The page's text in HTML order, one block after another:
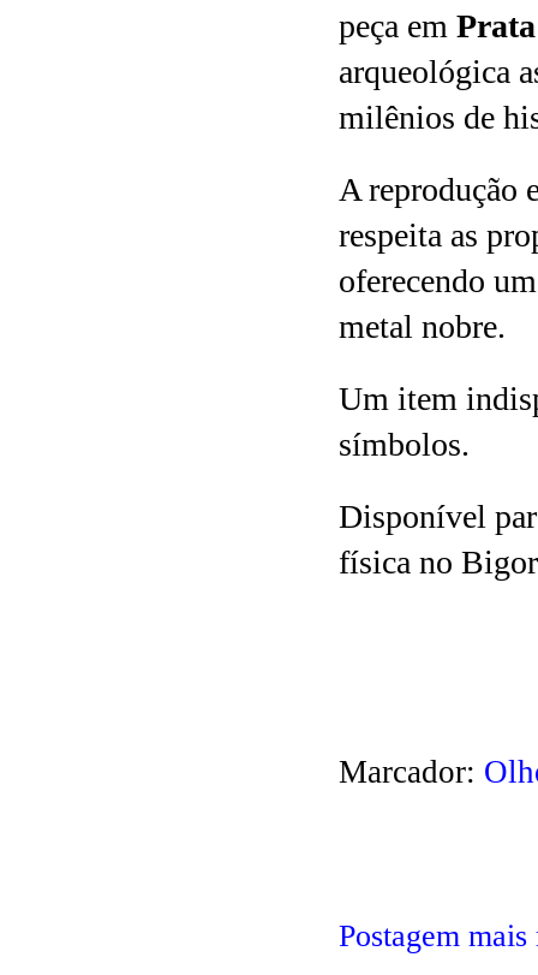
peça em
arqueológica
milênios de
A reprodução
respeita as
oferecendo
metal nobre.
Um item
símbolos.
Disponível
física no
Marcador:
Postagem mais